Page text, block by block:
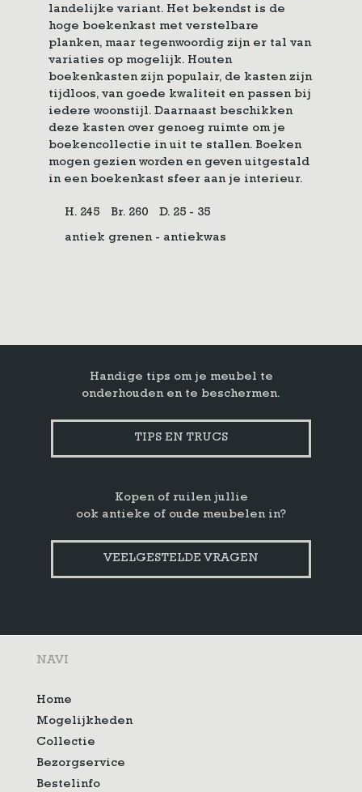
landelijke variant. Het bekendst is de
hoge boekenkast met verstelbare
planken, maar tegenwoordig zijn er tal van
variaties op mogelijk. Houten
boekenkasten zijn populair, de kasten zijn
tijdloos, van goede kwaliteit en passen bij
iedere woonstijl. Daarnaast beschikken
deze kasten over genoeg ruimte om je
boekencollectie in uit te stallen. Boeken
mogen gezien worden en geven uitgestald
in een boekenkast sfeer aan je interieur.
H. 245 Br. 260 D. 25 - 35
antiek grenen - antiekwas
Handige tips om je meubel te
onderhouden en te beschermen.
TIPS EN TRUCS
Kopen of ruilen jullie
ook antieke of oude meubelen in?
VEELGESTELDE VRAGEN
NAVI
Home
Mogelijkheden
Collectie
Bezorgservice
Bestelinfo